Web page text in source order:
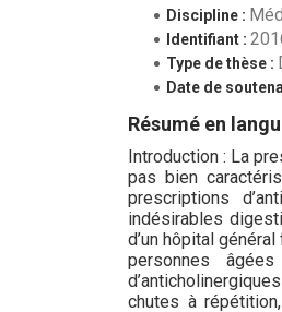
Discipline :
Identifiant :
Type de thèse :
Date de
Résumé en
Introduction : La
pas bien
prescriptions
indésirables
d’un hôpital
personnes
chutes à